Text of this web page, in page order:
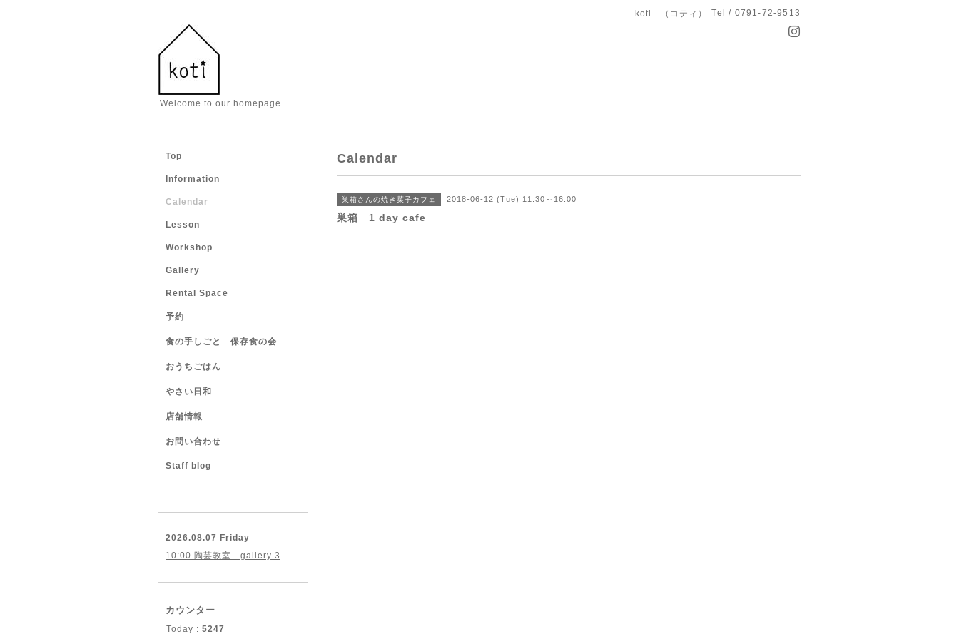
koti （コティ） Tel / 0791-72-9513
Welcome to our homepage
Calendar
巣箱さんの焼き菓子カフェ 2018-06-12 (Tue) 11:30～16:00
巣箱 1 day cafe
Top
Information
Calendar
Lesson
Workshop
Gallery
Rental Space
予約
食の手しごと 保存食の会
おうちごはん
やさい日和
店舗情報
お問い合わせ
Staff blog
2026.08.07 Friday
10:00 陶芸教室 gallery 3
カウンター
Today : 5247